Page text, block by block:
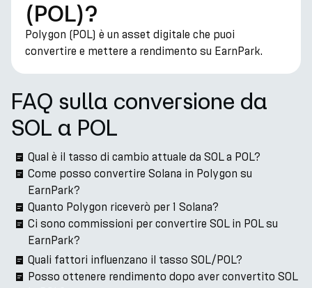
(POL)?
Polygon (POL) è un asset digitale che puoi
convertire e mettere a rendimento su EarnPark.
FAQ sulla conversione da
SOL a POL
Qual è il tasso di cambio attuale da SOL a POL?
Come posso convertire Solana in Polygon su
EarnPark?
Quanto Polygon riceverò per 1 Solana?
Ci sono commissioni per convertire SOL in POL su
EarnPark?
Quali fattori influenzano il tasso SOL/POL?
Posso ottenere rendimento dopo aver convertito SOL